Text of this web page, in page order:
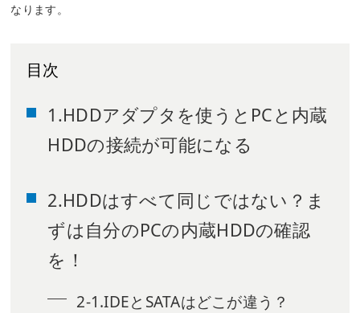
なります。
目次
1.HDDアダプタを使うとPCと内蔵
HDDの接続が可能になる
2.HDDはすべて同じではない？ま
ずは自分のPCの内蔵HDDの確認
を！
2-1.IDEとSATAはどこが違う？